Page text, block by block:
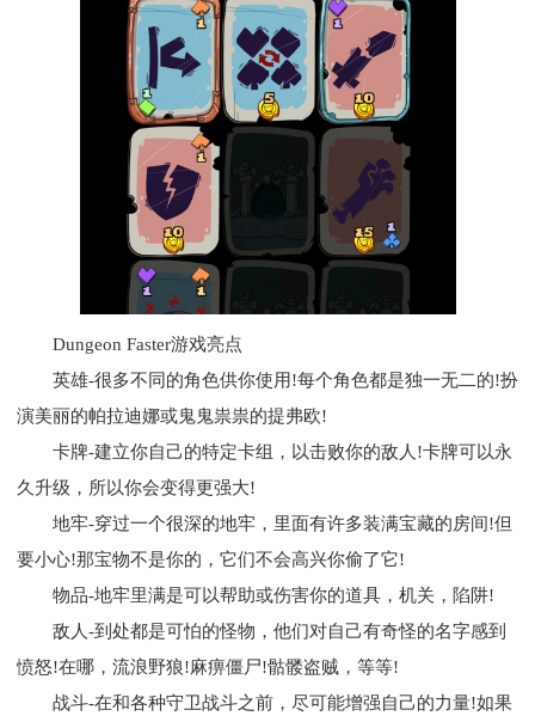
Dungeon Faster游戏亮点
英雄-很多不同的角色供你使用!每个角色都是独一无二的!扮
演美丽的帕拉迪娜或鬼鬼祟祟的提弗欧!
卡牌-建立你自己的特定卡组，以击败你的敌人!卡牌可以永
久升级，所以你会变得更强大!
地牢-穿过一个很深的地牢，里面有许多装满宝藏的房间!但
要小心!那宝物不是你的，它们不会高兴你偷了它!
物品-地牢里满是可以帮助或伤害你的道具，机关，陷阱!
敌人-到处都是可怕的怪物，他们对自己有奇怪的名字感到
愤怒!在哪，流浪野狼!麻痹僵尸!骷髅盗贼，等等!
战斗-在和各种守卫战斗之前，尽可能增强自己的力量!如果